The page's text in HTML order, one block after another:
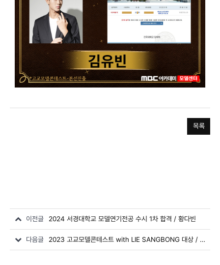
목록
이전글 2024 서경대학교 모델연기전공 수시 1차 합격 / 황다빈
다음글 2023 고교모델콘테스트 with LIE SANGBONG 대상 / 권정현